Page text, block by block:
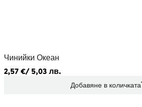
Чинийки Океан
2,57 €/ 5,03 лв.
Добавяне в количката